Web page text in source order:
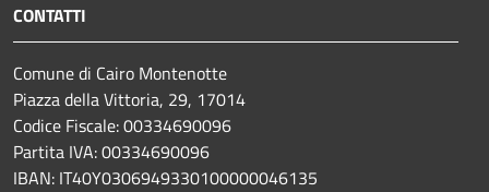
CONTATTI
Comune di Cairo Montenotte
Piazza della Vittoria, 29, 17014
Codice Fiscale: 00334690096
Partita IVA: 00334690096
IBAN: IT40Y0306949330100000046135